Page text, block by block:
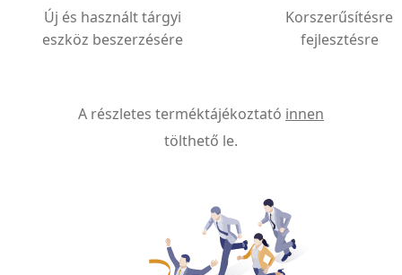
Új és használt tárgyi
eszköz beszerzésére
Korszerűsítésre
fejlesztésre
A részletes terméktájékoztató innen
tölthető le.